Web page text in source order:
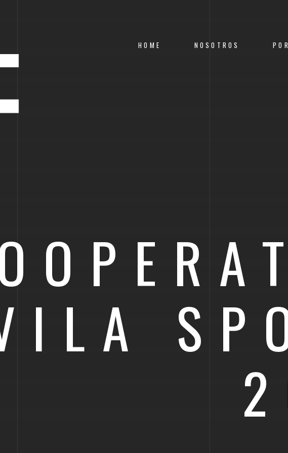
HOME NOSOTROS